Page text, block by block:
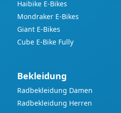
Haibike E-Bikes
Mondraker E-Bikes
Giant E-Bikes
Cube E-Bike Fully
Bekleidung
Radbekleidung Damen
Radbekleidung Herren